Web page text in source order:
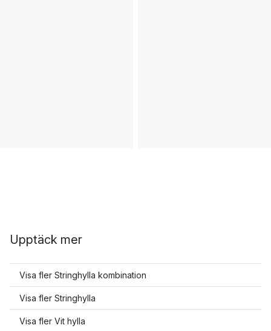
Upptäck mer
Visa fler Stringhylla kombination
Visa fler Stringhylla
Visa fler Vit hylla